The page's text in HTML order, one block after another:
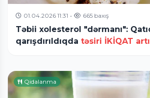
01.04.2026 11:31 • 665 baxış
Təbii xolesterol "dərmanı":
qarışdırıldıqda təsiri İKİQAT
Qidalanma